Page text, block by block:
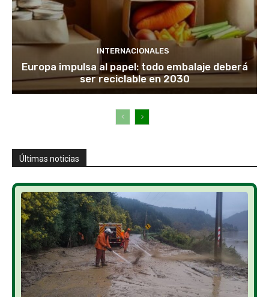
INTERNACIONALES
Europa impulsa al papel: todo embalaje deberá
ser reciclable en 2030
Últimas noticias